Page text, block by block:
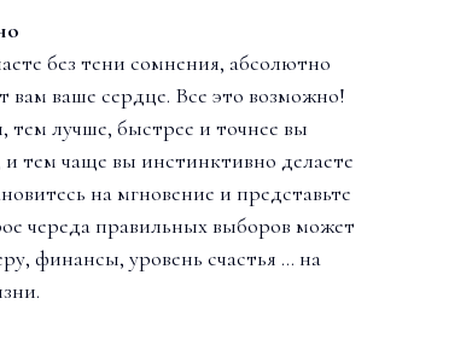
без тени сомнения, абсолютно
вам ваше сердце. Все это возможно!
тем лучше, быстрее и точнее вы
тем чаще вы инстинктивно делаете
на мгновение и представьте
череда правильных выборов может
финансы, уровень счастья … на